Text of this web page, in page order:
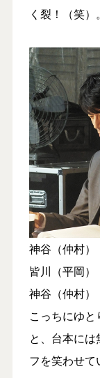
く裂！（笑）。
神谷（仲村）
皆川（平岡）
神谷（仲村）
こっちにゆと
と、台本に
フを笑わせ